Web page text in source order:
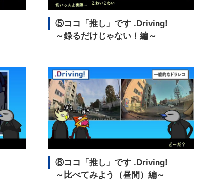
⑤ココ「推し」です .Driving!
～録るだけじゃない！編～
⑧ココ「推し」です .Driving!
～比べてみよう（昼間）編～